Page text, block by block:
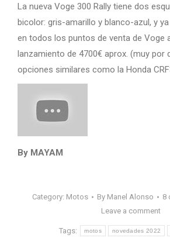
La nueva Voge 300 Rally tiene dos
bicolor: gris-amarillo y blanco-azul, y
en todos los puntos de venta de Voge
lanzamiento de 4700€ aprox. (muy por
opciones similares como la Honda
By MAYAM
Category: Motos By Manel Alonso
8
Leave a comment
Tags: motos novedades 2022